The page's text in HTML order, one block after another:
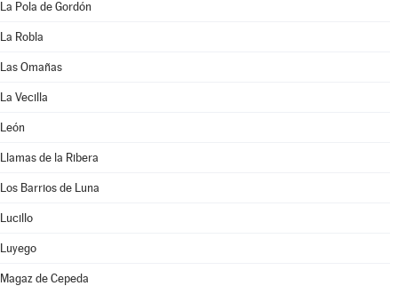
La Pola de Gordón
La Robla
Las Omañas
La Vecilla
León
Llamas de la Ribera
Los Barrios de Luna
Lucillo
Luyego
Magaz de Cepeda